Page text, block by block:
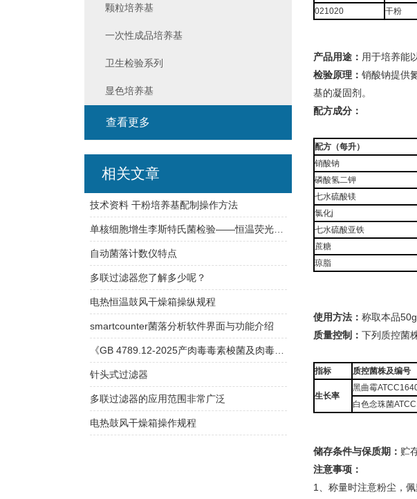
021020
干粉
产品用途： 用于培养能
检验原理： 销酸钠提供
基的凝固剂。
配方成分：
配方（每升）
销酸钠
磷酸氢二钾
七水硫酸镁
氯化j
七水硫酸亚铁
蔗糖
琼脂
使用方法： 称取本品
质量控制： 下列质控菌
指标 质控菌株及编号
生长率
黑曲霉
白色念珠菌
储存条件与保质期： 贮
注意事项：
1、称量时注意粉尘，
颗粒培养基
一次性成品培养基
卫生检验系列
显色培养基
查看更多
相关文章
技术资料 干粉培养基配制操作方法
单核细胞增生李斯特氏菌检验——恒温荧光法快检与传统培养方法对比
自动菌落计数仪特点
多联过滤器您了解多少呢？
电热恒温鼓风干燥箱操纵规程
smartcounter菌落分析软件界面与功能介绍
《GB 4789.12-2025产肉毒毒素梭菌及肉毒毒素检验》解读
针头式过滤器
多联过滤器的应用范围非常广泛
电热鼓风干燥箱操作规程